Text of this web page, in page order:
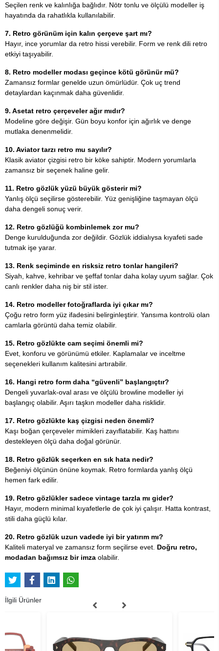
Seçilen renk ve kalınlığa bağlıdır. Nötr tonlu ve ölçülü modeller iş
hayatında da rahatlıkla kullanılabilir.
7. Retro görünüm için kalın çerçeve şart mı?
Hayır, ince yorumlar da retro hissi verebilir. Form ve renk dili retro
etkiyi taşıyabilir.
8. Retro modeller modası geçince kötü görünür mü?
Zamansız formlar genelde uzun ömürlüdür. Çok uç trend
detaylardan kaçınmak daha güvenlidir.
9. Asetat retro çerçeveler ağır mıdır?
Modeline göre değişir. Gün boyu konfor için ağırlık ve denge
mutlaka denenmelidir.
10. Aviator tarzı retro mu sayılır?
Klasik aviator çizgisi retro bir köke sahiptir. Modern yorumlarla
zamansız bir seçenek haline gelir.
11. Retro gözlük yüzü büyük gösterir mi?
Yanlış ölçü seçilirse gösterebilir. Yüz genişliğine taşmayan ölçü
daha dengeli sonuç verir.
12. Retro gözlüğü kombinlemek zor mu?
Denge kurulduğunda zor değildir. Gözlük iddialıysa kıyafeti sade
tutmak işe yarar.
13. Renk seçiminde en risksiz retro tonlar hangileri?
Siyah, kahve, kehribar ve şeffaf tonlar daha kolay uyum sağlar. Çok
canlı renkler daha niş bir stil ister.
14. Retro modeller fotoğraflarda iyi çıkar mı?
Çoğu retro form yüz ifadesini belirginleştirir. Yansıma kontrolü olan
camlarla görüntü daha temiz olabilir.
15. Retro gözlükte cam seçimi önemli mi?
Evet, konforu ve görünümü etkiler. Kaplamalar ve inceltme
seçenekleri kullanım kalitesini artırabilir.
16. Hangi retro form daha “güvenli” başlangıçtır?
Dengeli yuvarlak-oval arası ve ölçülü browline modeller iyi
başlangıç olabilir. Aşırı taşkın modeller daha risklidir.
17. Retro gözlükte kaş çizgisi neden önemli?
Kaşı boğan çerçeveler mimikleri zayıflatabilir. Kaş hattını
destekleyen ölçü daha doğal görünür.
18. Retro gözlük seçerken en sık hata nedir?
Beğeniyi ölçünün önüne koymak. Retro formlarda yanlış ölçü
hemen fark edilir.
19. Retro gözlükler sadece vintage tarzla mı gider?
Hayır, modern minimal kıyafetlerle de çok iyi çalışır. Hatta kontrast,
stili daha güçlü kılar.
20. Retro gözlük uzun vadede iyi bir yatırım mı?
Kaliteli materyal ve zamansız form seçilirse evet. Doğru retro,
modadan bağımsız bir imza olabilir.
İlgili Ürünler